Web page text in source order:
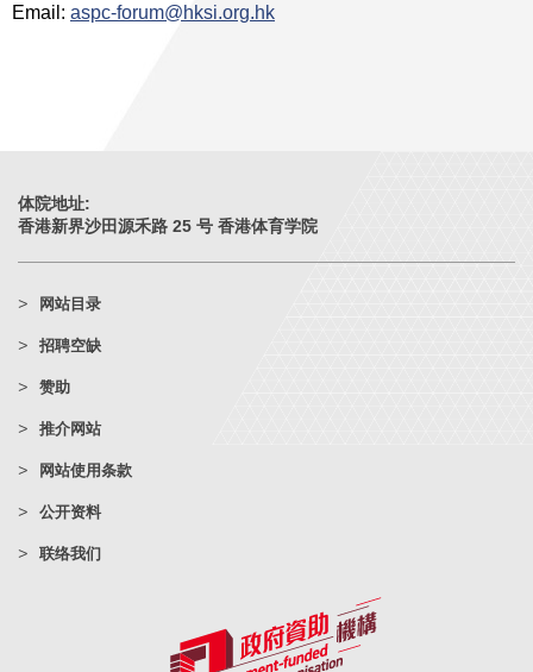
Email: aspc-forum@hksi.org.hk
体院地址:
香港新界沙田源禾路 25 号 香港体育学院
网站目录
招聘空缺
赞助
推介网站
网站使用条款
公开资料
联络我们